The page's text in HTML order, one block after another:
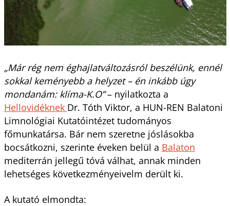
„Már rég nem éghajlatváltozásról beszélünk, ennél
sokkal keményebb a helyzet – én inkább úgy
mondanám: klíma-K.O”– nyilatkozta a
Hellovidéknek Dr. Tóth Viktor, a HUN-REN Balatoni
Limnológiai Kutatóintézet tudományos
főmunkatársa. Bár nem szeretne jóslásokba
bocsátkozni, szerinte éveken belül a Balaton
mediterrán jellegű tóvá válhat, annak minden
lehetséges következményeivelm derült ki.
A kutató elmondta: